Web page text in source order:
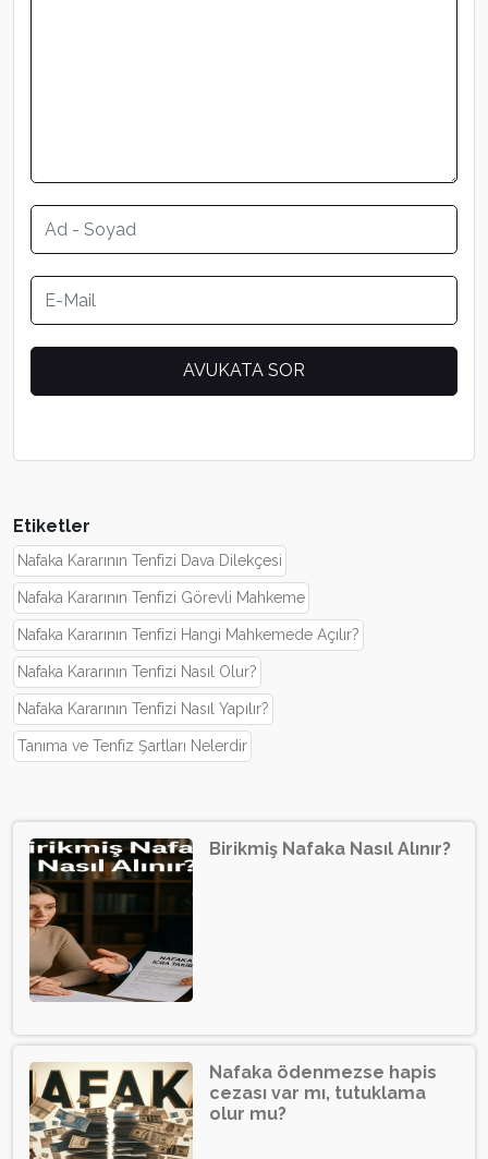
Etiketler
Nafaka Kararının Tenfizi Dava Dilekçesi
Nafaka Kararının Tenfizi Görevli Mahkeme
Nafaka Kararının Tenfizi Hangi Mahkemede Açılır?
Nafaka Kararının Tenfizi Nasıl Olur?
Nafaka Kararının Tenfizi Nasıl Yapılır?
Tanıma ve Tenfiz Şartları Nelerdir
Birikmiş Nafaka Nasıl Alınır?
Nafaka ödenmezse hapis
cezası var mı, tutuklama
olur mu?